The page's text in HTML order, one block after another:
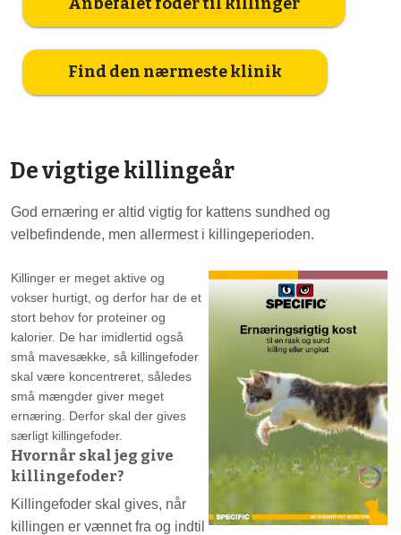
Find den nærmeste klinik
De vigtige killingeår
God ernæring er altid vigtig for kattens sundhed og
velbefindende, men allermest i killingeperioden.
Killinger er meget aktive og
vokser hurtigt, og derfor har de et
stort behov for proteiner og
kalorier. De har imidlertid også
små mavesække, så killingefoder
skal være koncentreret, således
små mængder giver meget
ernæring. Derfor skal der gives
særligt killingefoder.
Hvornår skal jeg give
killingefoder?
Killingefoder skal gives, når
killingen er vænnet fra og indtil